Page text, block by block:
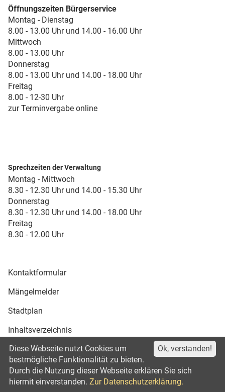
Öffnungszeiten Bürgerservice
Montag - Dienstag
8.00 - 13.00 Uhr und 14.00 - 16.00 Uhr
Mittwoch
8.00 - 13.00 Uhr
Donnerstag
8.00 - 13.00 Uhr und 14.00 - 18.00 Uhr
Freitag
8.00 - 12-30 Uhr
zur Terminvergabe online
Sprechzeiten der Verwaltung
Montag - Mittwoch
8.30 - 12.30 Uhr und 14.00 - 15.30 Uhr
Donnerstag
8.30 - 12.30 Uhr und 14.00 - 18.00 Uhr
Freitag
8.30 - 12.00 Uhr
Kontaktformular
Mängelmelder
Stadtplan
Inhaltsverzeichnis
Druckansicht
©2021
Impressum
Datenschutz
Erklärung zur Barrierefreiheit
Ok, verstanden!
Diese Webseite nutzt Cookies um
bestmögliche Funktionalität zu bieten.
Durch die Nutzung dieser Webseite erklären Sie sich
hiermit einverstanden. Zur Datenschutzerklärung.